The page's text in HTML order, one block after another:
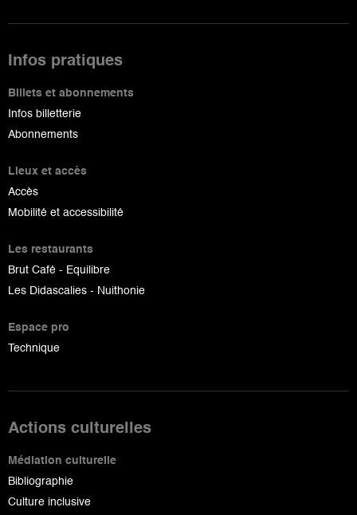
Infos pratiques
Billets et abonnements
Infos billetterie
Abonnements
Lieux et accès
Accès
Mobilité et accessibilité
Les restaurants
Brut Café - Equilibre
Les Didascalies - Nuithonie
Espace pro
Technique
Actions culturelles
Médiation culturelle
Bibliographie
Culture inclusive